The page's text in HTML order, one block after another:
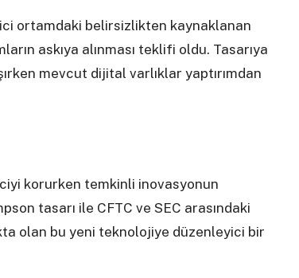
ortamdaki belirsizlikten kaynaklanan
askıya alınması teklifi oldu. Tasarıya
mevcut dijital varlıklar yaptırımdan
korurken temkinli inovasyonun
tasarı ile CFTC ve SEC arasındaki
olan bu yeni teknolojiye düzenleyici bir